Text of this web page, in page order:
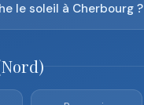
le soleil à Cherbourg ?